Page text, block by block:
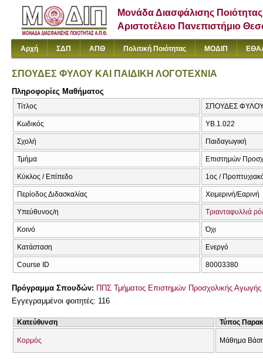
Μονάδα Διασφάλισης Ποιότητας
Αριστοτέλειο Πανεπιστήμιο
Αρχή ΣΔΠ ΑΠΘ Πολιτική Ποιότητας ΜΟΔΙΠ
ΣΠΟΥΔΕΣ ΦΥΛΟΥ ΚΑΙ ΠΑΙΔΙΚΗ ΛΟΓΟΤΕΧΝΙΑ
Πληροφορίες Μαθήματος
Τίτλος ΣΠΟΥΔΕΣ ΦΥΛΟΥ
Κωδικός ΥΒ.1.022
Σχολή Παιδαγωγική
Τμήμα Επιστημών
Κύκλος / Επίπεδο 1ος /
Περίοδος Διδασκαλίας Χειμερινή/Εαρινή
Υπεύθυνος/η Τριανταφυλλιά
Κοινό Όχι
Κατάσταση Ενεργό
Course ID 80003380
Πρόγραμμα Σπουδών: ΠΠΣ Τμήματος Επιστημών Προσχολικής Αγωγής
Εγγεγραμμένοι φοιτητές: 116
Κατεύθυνση Τύπος
Κορμός Μάθημα